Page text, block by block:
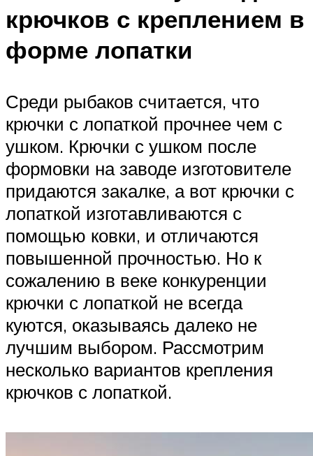
крючков с креплением в
форме лопатки
Среди рыбаков считается, что
крючки с лопаткой прочнее чем с
ушком. Крючки с ушком после
формовки на заводе изготовителе
придаются закалке, а вот крючки с
лопаткой изготавливаются с
помощью ковки, и отличаются
повышенной прочностью. Но к
сожалению в веке конкуренции
крючки с лопаткой не всегда
куются, оказываясь далеко не
лучшим выбором. Рассмотрим
несколько вариантов крепления
крючков с лопаткой.